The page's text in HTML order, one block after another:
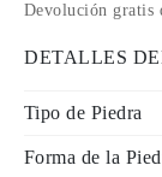
Devolución gratis
DETALLES
Tipo de Piedra
Forma de la